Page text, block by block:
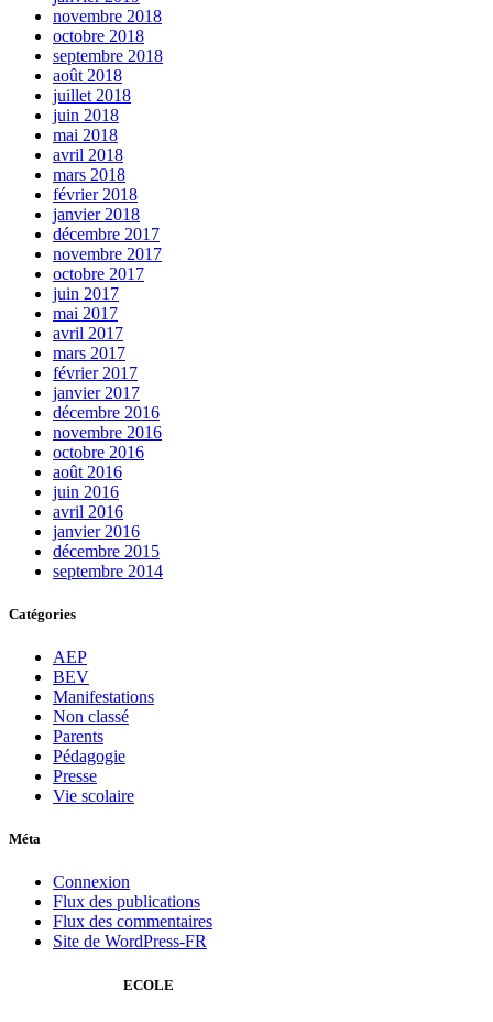
novembre 2018
octobre 2018
septembre 2018
août 2018
juillet 2018
juin 2018
mai 2018
avril 2018
mars 2018
février 2018
janvier 2018
décembre 2017
novembre 2017
octobre 2017
juin 2017
mai 2017
avril 2017
mars 2017
février 2017
janvier 2017
décembre 2016
novembre 2016
octobre 2016
août 2016
juin 2016
avril 2016
janvier 2016
décembre 2015
septembre 2014
Catégories
AEP
BEV
Manifestations
Non classé
Parents
Pédagogie
Presse
Vie scolaire
Méta
Connexion
Flux des publications
Flux des commentaires
Site de WordPress-FR
ECOLE